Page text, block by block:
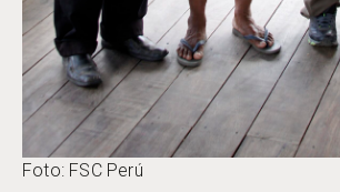
Foto: FSC Perú